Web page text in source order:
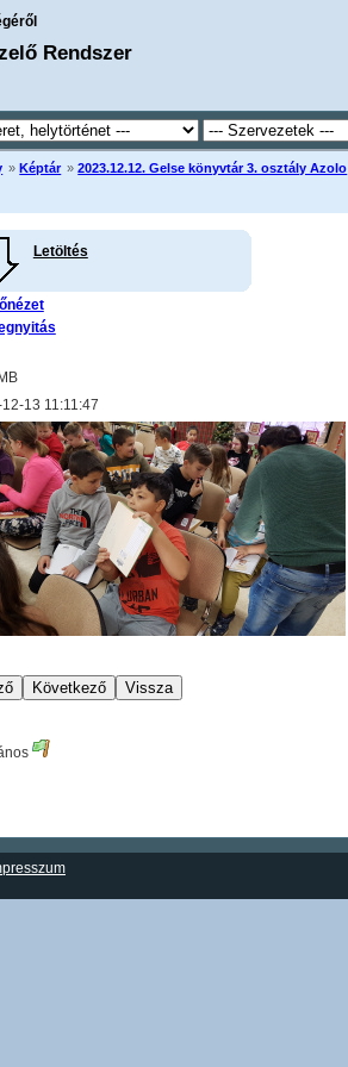
Rendszer
» Képtár »2023.12.12. Gelse könyvtár 3. osztály Azolo
Letöltés
13 11:11:47